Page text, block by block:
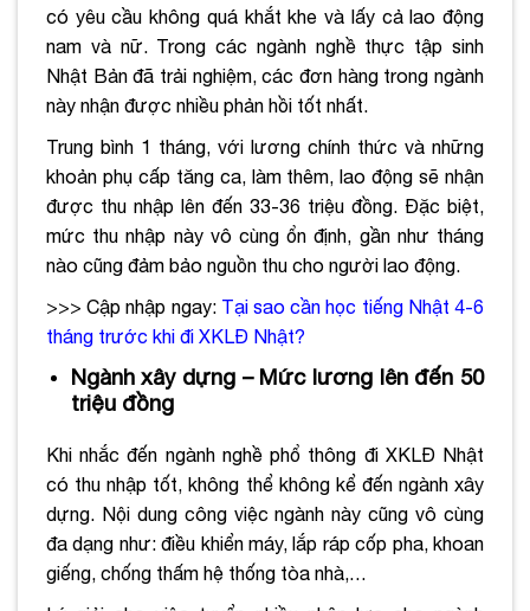
có yêu cầu không quá khắt khe và lấy cả lao động
nam và nữ. Trong các ngành nghề thực tập sinh
Nhật Bản đã trải nghiệm, các đơn hàng trong ngành
này nhận được nhiều phản hồi tốt nhất.
Trung bình 1 tháng, với lương chính thức và những
khoản phụ cấp tăng ca, làm thêm, lao động sẽ nhận
được thu nhập lên đến 33-36 triệu đồng. Đặc biệt,
mức thu nhập này vô cùng ổn định, gần như tháng
nào cũng đảm bảo nguồn thu cho người lao động.
>>> Cập nhập ngay: Tại sao cần học tiếng Nhật 4-6
tháng trước khi đi XKLĐ Nhật?
Ngành xây dựng – Mức lương lên đến 50
triệu đồng
Khi nhắc đến ngành nghề phổ thông đi XKLĐ Nhật
có thu nhập tốt, không thể không kể đến ngành xây
dựng. Nội dung công việc ngành này cũng vô cùng
đa dạng như: điều khiển máy, lắp ráp cốp pha, khoan
giếng, chống thấm hệ thống tòa nhà,…